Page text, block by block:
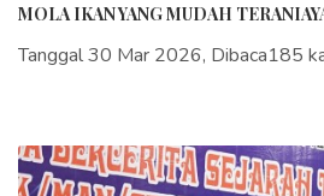
MOLA IKAN YANG MUDAH
Tanggal 30 Mar 2026, Dibaca185